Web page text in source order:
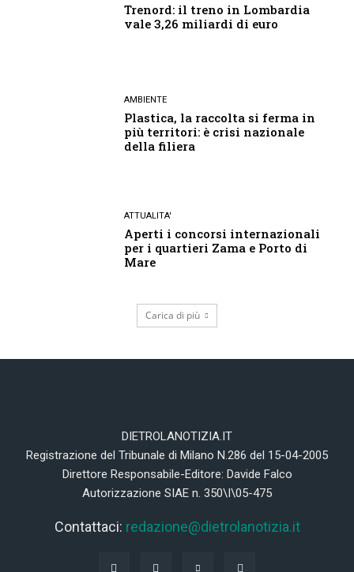
Trenord: il treno in Lombardia
vale 3,26 miliardi di euro
AMBIENTE
Plastica, la raccolta si ferma in
più territori: è crisi nazionale
della filiera
ATTUALITA'
Aperti i concorsi internazionali
per i quartieri Zama e Porto di
Mare
Carica di più
DIETROLANOTIZIA.IT
Registrazione del Tribunale di Milano N.286 del 15-04-2005
Direttore Responsabile-Editore: Davide Falco
Autorizzazione SIAE n. 350\I\05-475
Contattaci: redazione@dietrolanotizia.it